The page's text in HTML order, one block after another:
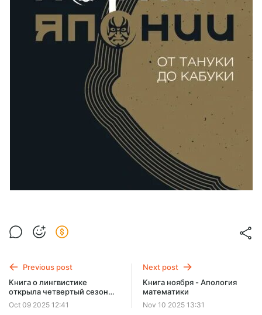
Previous post
Книга о лингвистике
открыла четвертый сезон
книжного клуба
"Просветитель"
Oct 09 2025 12:41
Next post
Книга ноября - Апология
математики
Nov 10 2025 13:31